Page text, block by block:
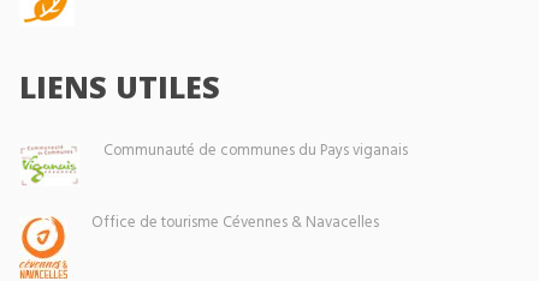
LIENS UTILES
Communauté de communes du Pays viganais
Office de tourisme Cévennes & Navacelles